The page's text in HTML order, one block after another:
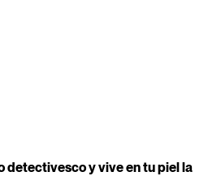
detectivesco y vive en tu piel la